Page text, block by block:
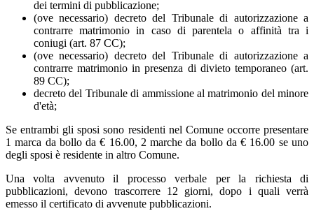
dei termini di pubblicazione;
(ove necessario) decreto del Tribunale di autorizzazione a
contrarre matrimonio in caso di parentela o affinità tra i
coniugi (art. 87 CC);
(ove necessario) decreto del Tribunale di autorizzazione a
contrarre matrimonio in presenza di divieto temporaneo (art.
89 CC);
decreto del Tribunale di ammissione al matrimonio del minore
d'età;
Se entrambi gli sposi sono residenti nel Comune occorre presentare
1 marca da bollo da € 16.00, 2 marche da bollo da € 16.00 se uno
degli sposi è residente in altro Comune.
Una volta avvenuto il processo verbale per la richiesta di
pubblicazioni, devono trascorrere 12 giorni, dopo i quali verrà
emesso il certificato di avvenute pubblicazioni.